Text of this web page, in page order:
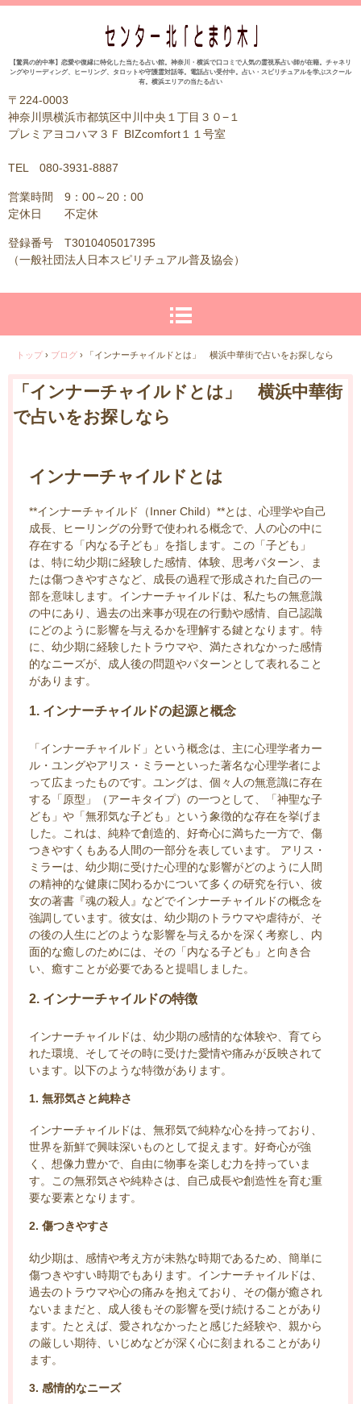
【驚異の的中率】恋愛や復縁に特化した当たる占い館。神奈川・横浜で口コミで人気の霊視系占い師が在籍。チャネリ
ングやリーディング、ヒーリング、タロットや守護霊対話等。電話占い受付中。占い・スピリチュアルを学ぶスクール
有。横浜エリアの当たる占い
〒224-0003
神奈川県横浜市都筑区中川中央１丁目３０−１
プレミアヨコハマ３Ｆ BIZcomfort１１号室
TEL 080-3931-8887
営業時間 9：00～20：00
定休日 不定休
登録番号 T3010405017395
（一般社団法人日本スピリチュアル普及協会）
トップ › ブログ › 「インナーチャイルドとは」 横浜中華街で占いをお探しなら
「インナーチャイルドとは」 横浜中華街
で占いをお探しなら
インナーチャイルドとは
**インナーチャイルド（Inner Child）**とは、心理学や自己
成長、ヒーリングの分野で使われる概念で、人の心の中に
存在する「内なる子ども」を指します。この「子ども」
は、特に幼少期に経験した感情、体験、思考パターン、ま
たは傷つきやすさなど、成長の過程で形成された自己の一
部を意味します。インナーチャイルドは、私たちの無意識
の中にあり、過去の出来事が現在の行動や感情、自己認識
にどのように影響を与えるかを理解する鍵となります。特
に、幼少期に経験したトラウマや、満たされなかった感情
的なニーズが、成人後の問題やパターンとして表れること
があります。
1. インナーチャイルドの起源と概念
「インナーチャイルド」という概念は、主に心理学者カー
ル・ユングやアリス・ミラーといった著名な心理学者によ
って広まったものです。ユングは、個々人の無意識に存在
する「原型」（アーキタイプ）の一つとして、「神聖な子
ども」や「無邪気な子ども」という象徴的な存在を挙げま
した。これは、純粋で創造的、好奇心に満ちた一方で、傷
つきやすくもある人間の一部分を表しています。 アリス・
ミラーは、幼少期に受けた心理的な影響がどのように人間
の精神的な健康に関わるかについて多くの研究を行い、彼
女の著書『魂の殺人』などでインナーチャイルドの概念を
強調しています。彼女は、幼少期のトラウマや虐待が、そ
の後の人生にどのような影響を与えるかを深く考察し、内
面的な癒しのためには、その「内なる子ども」と向き合
い、癒すことが必要であると提唱しました。
2. インナーチャイルドの特徴
インナーチャイルドは、幼少期の感情的な体験や、育てら
れた環境、そしてその時に受けた愛情や痛みが反映されて
います。以下のような特徴があります。
1. 無邪気さと純粋さ
インナーチャイルドは、無邪気で純粋な心を持っており、
世界を新鮮で興味深いものとして捉えます。好奇心が強
く、想像力豊かで、自由に物事を楽しむ力を持っていま
す。この無邪気さや純粋さは、自己成長や創造性を育む重
要な要素となります。
2. 傷つきやすさ
幼少期は、感情や考え方が未熟な時期であるため、簡単に
傷つきやすい時期でもあります。インナーチャイルドは、
過去のトラウマや心の痛みを抱えており、その傷が癒され
ないままだと、成人後もその影響を受け続けることがあり
ます。たとえば、愛されなかったと感じた経験や、親から
の厳しい期待、いじめなどが深く心に刻まれることがあり
ます。
3. 感情的なニーズ